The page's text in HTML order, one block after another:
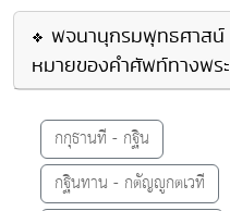
พจนานุกรมพุทธศาส
หมายของคำศัพท์ทางพร
กกุธานที - กฐิน
กฐินทาน - กตัญญูกตเวที